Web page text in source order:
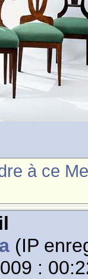
à ce
(IP
: